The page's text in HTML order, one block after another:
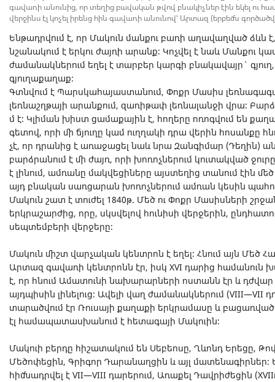
գավառի անունից, որ տեղից բավական թվով բնակիչներ էին եկել ու
վերջինս էլ կոչել իրենց հին գավառի անունով՝ Արտազ (երբեմն
Ենթադրվում է, որ Մակուն մանքու բառի աղավաղված ձևն
նշանակում է երկու ժայռի արանք։ Կոչվել է նաև Մանքու
ժամանակներում եղել է տարբեր կարգի բնակավայր`
գյուղաքաղաք։
Գտնվում է Պարսկահայաստանում, Փոքր Մասիս
լեռնաշղթայի արանքում, զառիթափ լեռնալանջի վրա։
մ է։ Կլիման խիստ ցամաքային է, հողերը ոռոգվում են
գետով, որի մի ճյուղը կամ ուղղակի դրա վերին հոսանքը
չէ, որ դրանից է առաջացել նաև նրա Զանգիմար (Դեղին)
բարձրանում է մի ժայռ, որի խոռոչներում կուտակված
է լինում, ամռանը մակվեցիները այստեղից տանում էին
այդ բնական սառցարան խոռոչներում ամռան կեսին
Մակուն շատ է տուժել 1840թ. Մեծ ու Փոքր Մասիսների
երկրաշարժից, որը, սկսվելով հունիսի վերջերին,
սեպտեմբերի վերջերը։
Մակուն միշտ վարչական կենտրոն է եղել։ Հնում այն Մեծ
Արտազ գավառի կենտրոնն էր, իսկ XVI դարից համանուն
է, որ հնում Ամատունի նախարարների ոստանն էր և դժվար
այդպիսին լինելուց։ Ավելի վաղ ժամանակներում (VIII—VII
տարածվում էր Ռուսայի քաղաքի երկրամասը և
էլ համապատասխանում է հետագայի Մակուին։
Մակուի բերդը հիշատակում են Սեբեոսը, Ղևոնդ Երեցը,
Մեծոփեցին, Գրիգոր Դարանաղցին և այլ մատենագիրներ։
հիմնադրվել է VII—VIII դարերում, Առաքել Դավրիժեցին